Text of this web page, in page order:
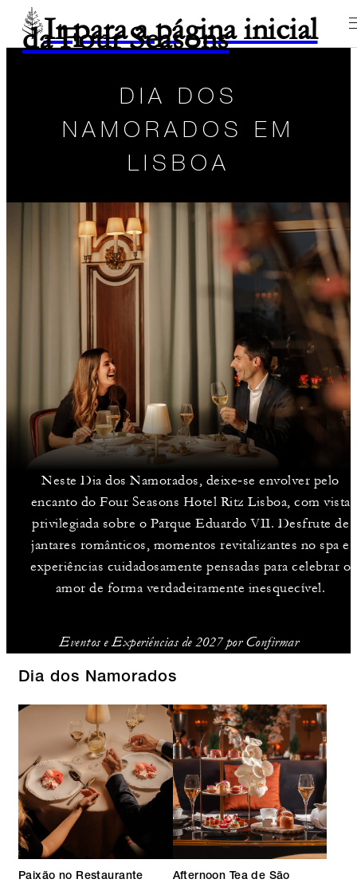
Ir para a página inicial
da Four Seasons
DIA DOS
NAMORADOS EM
LISBOA
Neste Dia dos Namorados, deixe‑se envolver pelo
encanto do Four Seasons Hotel Ritz Lisboa, com vista
privilegiada sobre o Parque Eduardo VII. Desfrute de
jantares românticos, momentos revitalizantes no spa e
experiências cuidadosamente pensadas para celebrar o
amor de forma verdadeiramente inesquecível.
Eventos e Experiências de 2027 por Confirmar
Dia dos Namorados
Paixão no Restaurante
Afternoon Tea de São